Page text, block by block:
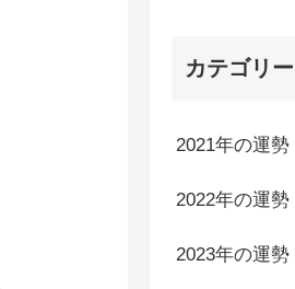
カテゴリー
2021年の運勢
2022年の運勢
2023年の運勢